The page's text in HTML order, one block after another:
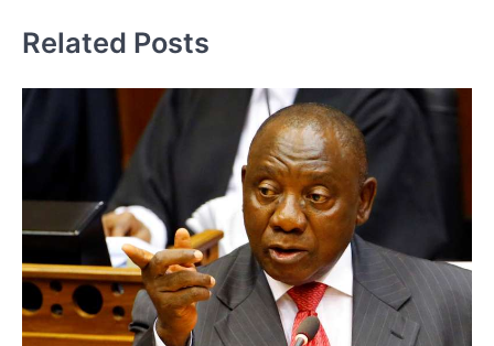
Related Posts